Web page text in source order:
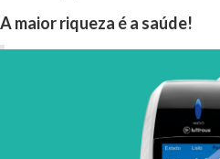
A maior riqueza é a saúde!